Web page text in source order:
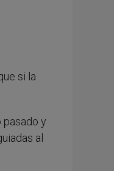
si la
pasado y
al